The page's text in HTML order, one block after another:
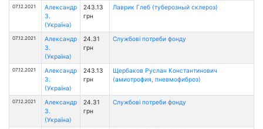
07.12.2021
Александр
З.
(Україна)
243.13
грн
Лаврик Глеб (туберозный склероз)
07.12.2021
Александр
З.
(Україна)
24.31
грн
Службові потреби фонду
07.12.2021
Александр
З.
(Україна)
243.13
грн
Щербаков Руслан Константинович
(амиотрофия, пневмофиброз)
07.12.2021
Александр
З.
(Україна)
24.31
грн
Службові потреби фонду